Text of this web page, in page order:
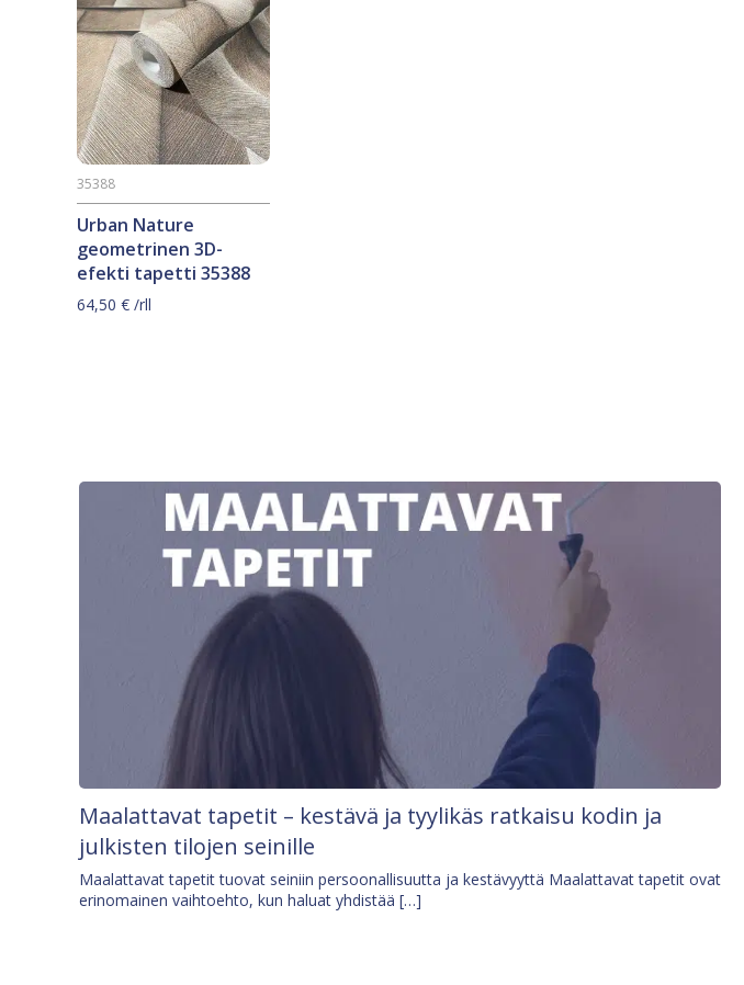
Urban Nature
geometrinen 3D-
efekti tapetti 35388
35388
64,50 € /rll
Maalattavat tapetit – kestävä ja tyylikäs ratkaisu kodin ja
julkisten tilojen seinille
Maalattavat tapetit tuovat seiniin persoonallisuutta ja kestävyyttä Maalattavat tapetit ovat
erinomainen vaihtoehto, kun haluat yhdistää […]